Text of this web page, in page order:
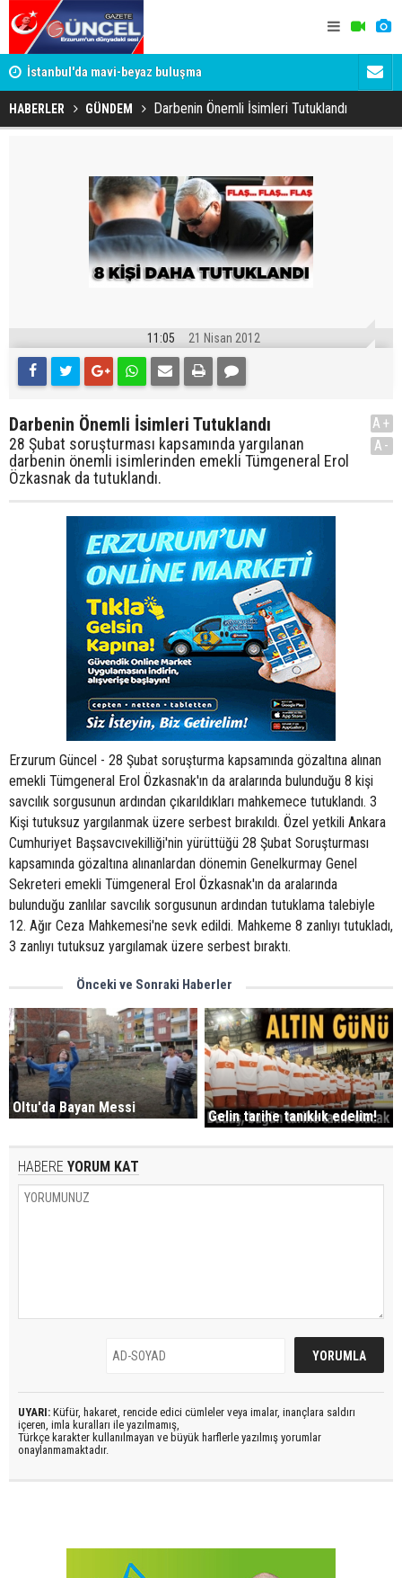
İstanbul'da mavi-beyaz buluşma
HABERLER GÜNDEM Darbenin Önemli İsimleri Tutuklandı
11:05 21 Nisan 2012
Darbenin Önemli İsimleri Tutuklandı
28 Şubat soruşturması kapsamında yargılanan
darbenin önemli isimlerinden emekli Tümgeneral Erol
Özkasnak da tutuklandı.
A+
A-
Erzurum Güncel - 28 Şubat soruşturma kapsamında gözaltına alınan
emekli Tümgeneral Erol Özkasnak'ın da aralarında bulunduğu 8 kişi
savcılık sorgusunun ardından çıkarıldıkları mahkemece tutuklandı. 3
Kişi tutuksuz yargılanmak üzere serbest bırakıldı. Özel yetkili Ankara
Cumhuriyet Başsavcıvekilliği'nin yürüttüğü 28 Şubat Soruşturması
kapsamında gözaltına alınanlardan dönemin Genelkurmay Genel
Sekreteri emekli Tümgeneral Erol Özkasnak'ın da aralarında
bulunduğu zanlılar savcılık sorgusunun ardından tutuklama talebiyle
12. Ağır Ceza Mahkemesi'ne sevk edildi. Mahkeme 8 zanlıyı tutukladı,
3 zanlıyı tutuksuz yargılamak üzere serbest bıraktı.
Önceki ve Sonraki Haberler
Oltu'da Bayan Messi
Gelin tarihe tanıklık edelim!
HABERE YORUM KAT
UYARI: Küfür, hakaret, rencide edici cümleler veya imalar, inançlara saldırı
içeren, imla kuralları ile yazılmamış,
Türkçe karakter kullanılmayan ve büyük harflerle yazılmış yorumlar
onaylanmamaktadır.